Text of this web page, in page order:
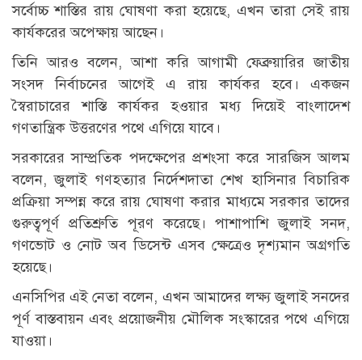
সর্বোচ্চ শাস্তির রায় ঘোষণা করা হয়েছে, এখন তারা সেই রায়
কার্যকরের অপেক্ষায় আছেন।
তিনি আরও বলেন, আশা করি আগামী ফেব্রুয়ারির জাতীয়
সংসদ নির্বাচনের আগেই এ রায় কার্যকর হবে। একজন
স্বৈরাচারের শাস্তি কার্যকর হওয়ার মধ্য দিয়েই বাংলাদেশ
গণতান্ত্রিক উত্তরণের পথে এগিয়ে যাবে।
সরকারের সাম্প্রতিক পদক্ষেপের প্রশংসা করে সারজিস আলম
বলেন, জুলাই গণহত্যার নির্দেশদাতা শেখ হাসিনার বিচারিক
প্রক্রিয়া সম্পন্ন করে রায় ঘোষণা করার মাধ্যমে সরকার তাদের
গুরুত্বপূর্ণ প্রতিশ্রুতি পূরণ করেছে। পাশাপাশি জুলাই সনদ,
গণভোট ও নোট অব ডিসেন্ট এসব ক্ষেত্রেও দৃশ্যমান অগ্রগতি
হয়েছে।
এনসিপির এই নেতা বলেন, এখন আমাদের লক্ষ্য জুলাই সনদের
পূর্ণ বাস্তবায়ন এবং প্রয়োজনীয় মৌলিক সংস্কারের পথে এগিয়ে
যাওয়া।